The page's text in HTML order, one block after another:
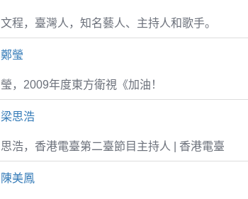
文程，臺灣人，知名藝人、主持人和歌手。
鄭瑩
瑩，2009年度東方衛視《加油！
梁思浩
思浩，香港電臺第二臺節目主持人 | 香港電臺
陳美鳳